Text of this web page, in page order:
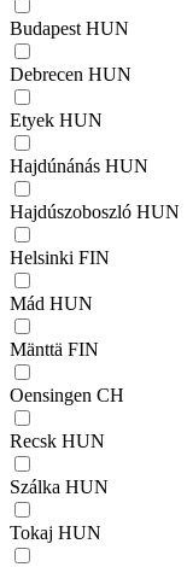
Budapest HUN
Debrecen HUN
Etyek HUN
Hajdúnánás HUN
Hajdúszoboszló HUN
Helsinki FIN
Mád HUN
Mänttä FIN
Oensingen CH
Recsk HUN
Szálka HUN
Tokaj HUN